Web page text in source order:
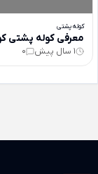
کوله پشتی
معرفی کوله پشتی
1 سال پیش 0